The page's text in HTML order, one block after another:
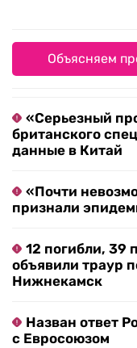
Объясняем
«Серьезный
британского
данные в Китай
«Почти
признали
12 погибли, 39
объявили траур
Нижнекамск
Назван ответ
с Евросоюзом